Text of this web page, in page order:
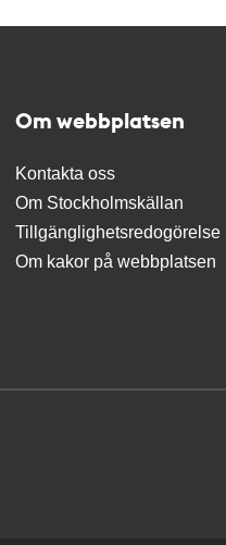
Om webbplatsen
Kontakta oss
Om Stockholmskällan
Tillgänglighetsredogörelse
Om kakor på webbplatsen